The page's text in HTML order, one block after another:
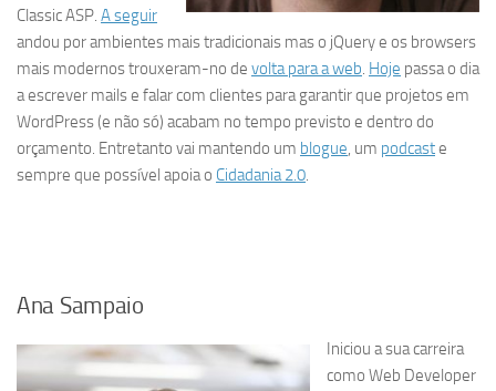
Classic ASP. A seguir
andou por ambientes mais tradicionais mas o jQuery e os browsers
mais modernos trouxeram-no de volta para a web. Hoje passa o dia
a escrever mails e falar com clientes para garantir que projetos em
WordPress (e não só) acabam no tempo previsto e dentro do
orçamento. Entretanto vai mantendo um blogue, um podcaste
sempre que possível apoia o Cidadania2.0.
Ana Sampaio
Iniciou a sua carreira
como Web Developer